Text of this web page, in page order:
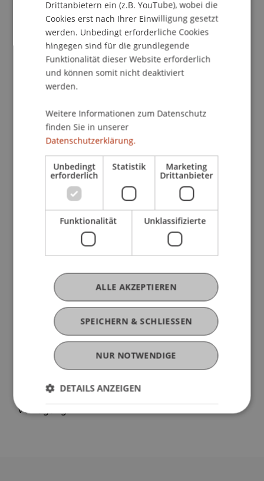
Ass.-Prof. Dr. Alexandra Butterstein, LL.M. und
Prof. Dr. Francesco A. Schurr sowie
International Taxationbei Prof. Dr. Martin
Zudem freuen wir uns, dass Prof. Dr. Konstantina
Papathanasiou, LL.M. Ihnen den neuen LL.M. im
Wirtschaftsstrafrecht(im
Bewilligungsverfahren) vorstellen wird. Start
Februar 2023.
Wir unterstützen Sie gerne bei der Planung Ihrer
massgeschneiderten berufsbegleitenden
Weiterbildung und beantworten Ihre Fragen zu
kostenfreien Besuch der parallel angebotenen
Executive-Masterstudiengänge gerne vor Ort.
Bei Interesse bitten wir Sie aus organisatorischen
Gründen höflich um Anmeldung.
Auf Wunsch vereinbaren wir auch gerne eine
persönlichen Onlineberatung mit Ihnen. Für
Fragen stehen wir Ihnen sehr gerne zur
Verfügung.
Drittanbietern ein (z.B. YouTube), wobei die
Cookies erst nach Ihrer Einwilligung gesetzt
werden. Unbedingt erforderliche Cookies
hingegen sind für die grundlegende
Funktionalität dieser Website erforderlich
und können somit nicht deaktiviert
werden.
Weitere Informationen zum Datenschutz
finden Sie in unserer
Datenschutzerklärung.
Unbedingt
erforderlich
Statistik Marketing
Drittanbieter
Funktionalität Unklassifizierte
SPEICHERN & SCHLIESSEN
ALLE AKZEPTIEREN
NUR NOTWENDIGE
DETAILS ANZEIGEN